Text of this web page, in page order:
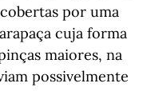
por uma
cuja forma
maiores, na
possivelmente